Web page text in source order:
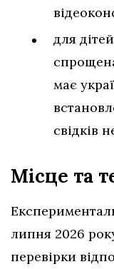
для
має
свідків
Місце та
липня 2026
перевірки